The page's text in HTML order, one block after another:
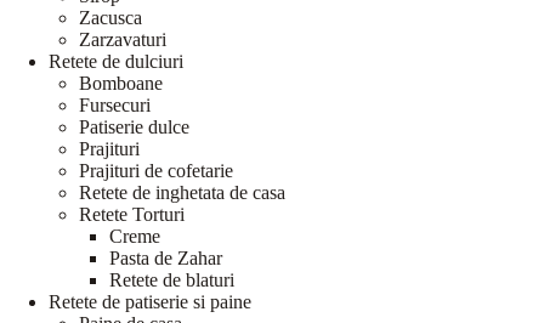
Zacusca
Zarzavaturi
Retete de dulciuri
Bomboane
Fursecuri
Patiserie dulce
Prajituri
Prajituri de cofetarie
Retete de inghetata de casa
Retete Torturi
Creme
Pasta de Zahar
Retete de blaturi
Retete de patiserie si paine